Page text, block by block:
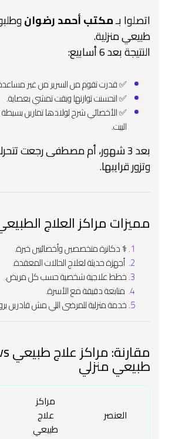
اتصلوا بـمكتب أحمد رضوان
طبيعي منزلية.
النتيجة بعد 6 أسابيع:
✅ قدرت تقوم من السرير من غير
✅ اتحسنت توازنها وبقت تمشي بعصاية.
✅ الأخصائي شرح لولادها تمارين
البيت.
بعد 3 شهور، أم مصطفى رجعت
وتزور قرايبها.
مميزات مراكز العلاج
‍⚕️ دكاترة متخصصين وأخصائيين خبرة.
️ أجهزة حديثة لعلاج الحالات المعقدة.
خطط علاجية شخصية حسب كل مريض.
‍‍ متابعة دقيقة مع الأسرة.
خدمة منزلية للمرضى اللي مش قادرين
طبيعي منزلي
العنصر
مراكز
علاج
طبيعي